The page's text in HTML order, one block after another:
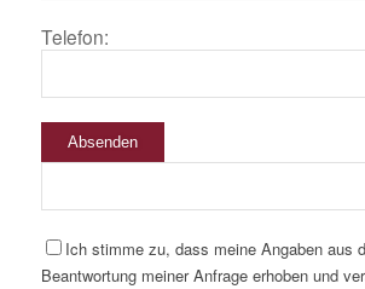
Telefon:
Absenden
Ich stimme zu, dass meine Angaben aus
Beantwortung meiner Anfrage erhoben und